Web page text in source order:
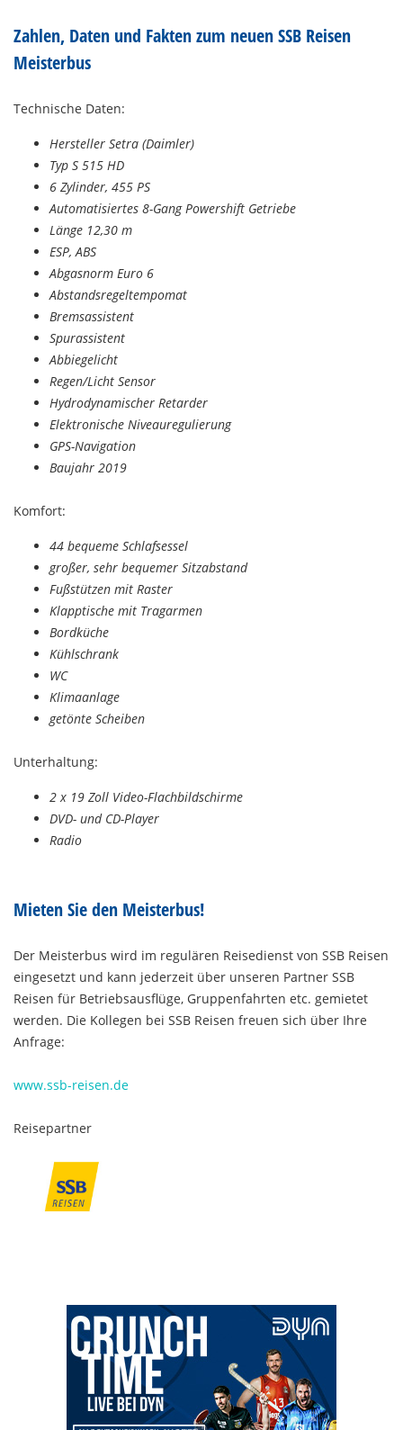
Zahlen, Daten und Fakten zum neuen SSB Reisen
Meisterbus
Technische Daten:
Hersteller Setra (Daimler)
Typ S 515 HD
6 Zylinder, 455 PS
Automatisiertes 8-Gang Powershift Getriebe
Länge 12,30 m
ESP, ABS
Abgasnorm Euro 6
Abstandsregeltempomat
Bremsassistent
Spurassistent
Abbiegelicht
Regen/Licht Sensor
Hydrodynamischer Retarder
Elektronische Niveauregulierung
GPS-Navigation
Baujahr 2019
Komfort:
44 bequeme Schlafsessel
großer, sehr bequemer Sitzabstand
Fußstützen mit Raster
Klapptische mit Tragarmen
Bordküche
Kühlschrank
WC
Klimaanlage
getönte Scheiben
Unterhaltung:
2 x 19 Zoll Video-Flachbildschirme
DVD- und CD-Player
Radio
Mieten Sie den Meisterbus!
Der Meisterbus wird im regulären Reisedienst von SSB Reisen
eingesetzt und kann jederzeit über unseren Partner SSB
Reisen für Betriebsausflüge, Gruppenfahrten etc. gemietet
werden. Die Kollegen bei SSB Reisen freuen sich über Ihre
Anfrage:
www.ssb-reisen.de
Reisepartner